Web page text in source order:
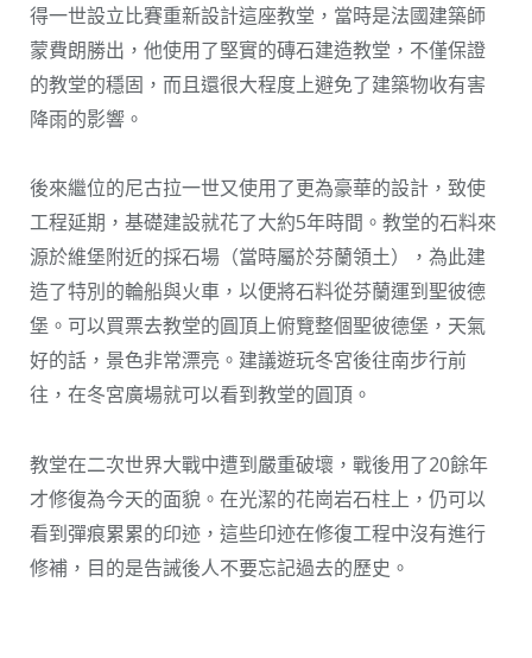
得一世設立比賽重新設計這座教堂，當時是法國建築師
蒙費朗勝出，他使用了堅實的磚石建造教堂，不僅保證
的教堂的穩固，而且還很大程度上避免了建築物收有害
降雨的影響。
後來繼位的尼古拉一世又使用了更為豪華的設計，致使
工程延期，基礎建設就花了大約5年時間。教堂的石料來
源於維堡附近的採石場（當時屬於芬蘭領土），為此建
造了特別的輪船與火車，以便將石料從芬蘭運到聖彼德
堡。可以買票去教堂的圓頂上俯覽整個聖彼德堡，天氣
好的話，景色非常漂亮。建議遊玩冬宮後往南步行前
往，在冬宮廣場就可以看到教堂的圓頂。
教堂在二次世界大戰中遭到嚴重破壞，戰後用了20餘年
才修復為今天的面貌。在光潔的花崗岩石柱上，仍可以
看到彈痕累累的印迹，這些印迹在修復工程中沒有進行
修補，目的是告誡後人不要忘記過去的歷史。